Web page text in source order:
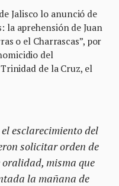
Jalisco lo anunció de
la aprehensión de Juan
o el Charrascas”, por
del
de la Cruz, el
esclarecimiento del
solicitar orden de
oralidad, misma que
la mañana de